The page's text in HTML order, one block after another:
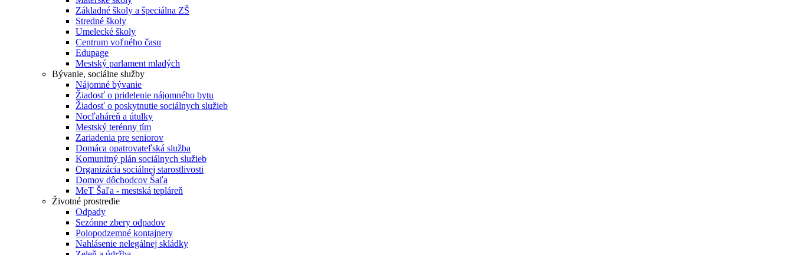
Základné školy a špeciálna ZŠ
Stredné školy
Umelecké školy
Centrum voľného času
Edupage
Mestský parlament mladých
Bývanie, sociálne služby
Nájomné bývanie
Žiadosť o pridelenie nájomného bytu
Žiadosť o poskytnutie sociálnych služieb
Nocľaháreň a útulky
Mestský terénny tím
Zariadenia pre seniorov
Domáca opatrovateľská služba
Komunitný plán sociálnych služieb
Organizácia sociálnej starostlivosti
Domov dôchodcov Šaľa
MeT Šaľa - mestská tepláreň
Životné prostredie
Odpady
Sezónne zbery odpadov
Polopodzemné kontajnery
Nahlásenie nelegálnej skládky